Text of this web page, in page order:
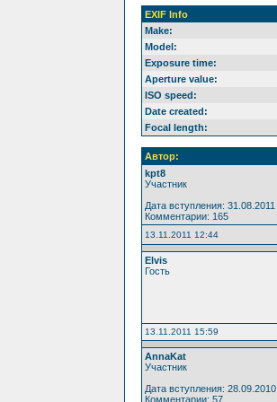
EXIF Info
Make:
Model:
Exposure time:
Aperture value:
ISO speed:
Date created:
Focal length:
Автор:
kpt8
Участник
Дата вступления: 31.08.2011
Комментарии: 165
13.11.2011 12:44
Elvis
Гость
13.11.2011 15:59
AnnaKat
Участник
Дата вступления: 28.09.2010
Комментарии: 57